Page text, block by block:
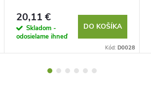
20,11 €
Skladom -
odosielame ihneď
DO KOŠÍKA
Kód: D0028